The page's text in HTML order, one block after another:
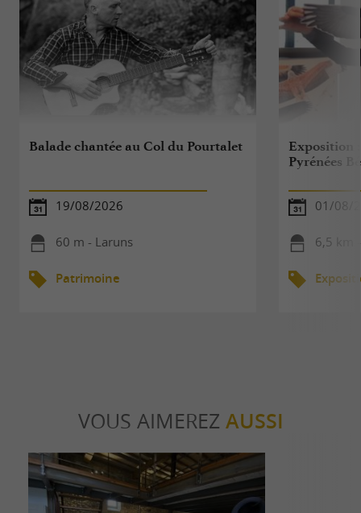
Balade chantée au Col du Pourtalet
19/08/2026
60 m - Laruns
Patrimoine
Exposition
Pyrénées
01/08/
6,5 km
VOUS AIMEREZ AUSSI